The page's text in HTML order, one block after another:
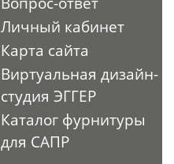
Личный кабинет
Карта сайта
Виртуальная дизайн-
студия ЭГГЕР
Каталог фурнитуры
для САПР